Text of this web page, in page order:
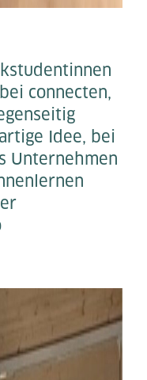
connecten,
Idee, bei
Unternehmen